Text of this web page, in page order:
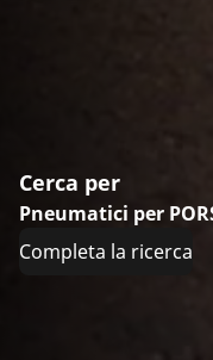
Cerca per
Pneumatici per
Completa la ricerca